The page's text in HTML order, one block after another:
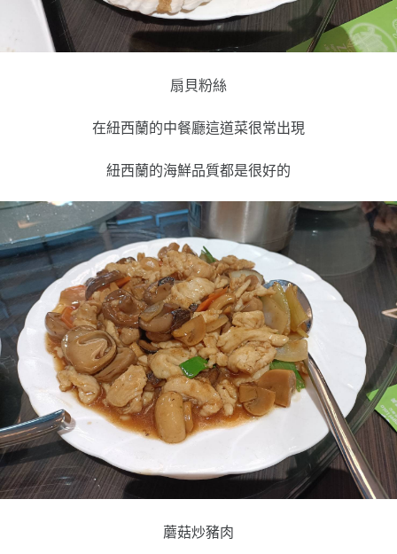
扇貝粉絲
在紐西蘭的中餐廳這道菜很常出現
紐西蘭的海鮮品質都是很好的
蘑菇炒豬肉